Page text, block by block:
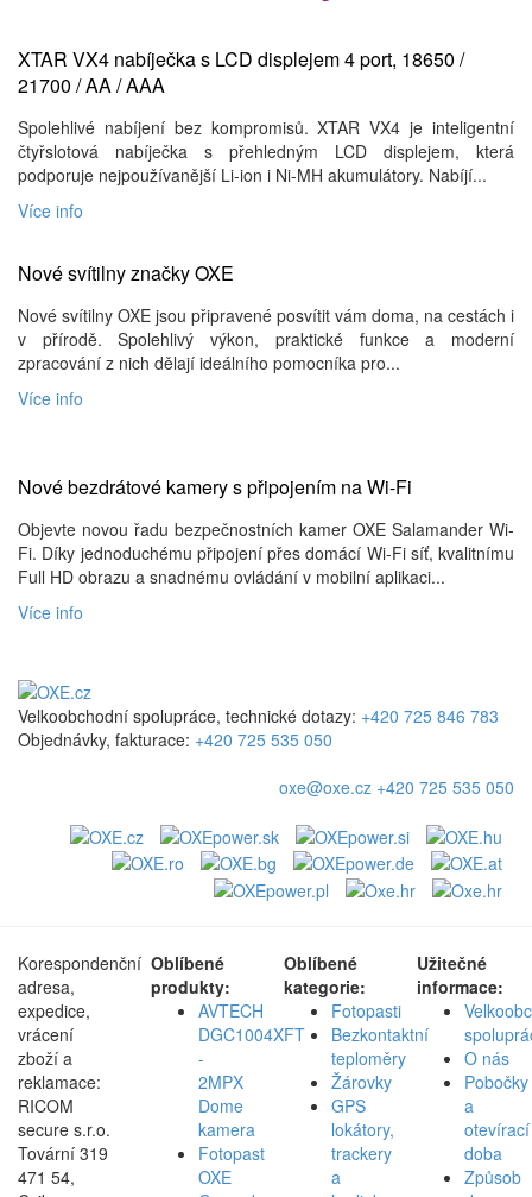
XTAR VX4 nabíječka s LCD displejem 4 port, 18650 /
21700 / AA / AAA
Spolehlivé nabíjení bez kompromisů. XTAR VX4 je inteligentní
čtyřslotová nabíječka s přehledným LCD displejem, která
podporuje nejpoužívanější Li-ion i Ni-MH akumulátory. Nabíjí...
Více info
Nové svítilny značky OXE
Nové svítilny OXE jsou připravené posvítit vám doma, na cestách i
v přírodě. Spolehlivý výkon, praktické funkce a moderní
zpracování z nich dělají ideálního pomocníka pro...
Více info
Nové bezdrátové kamery s připojením na Wi-Fi
Objevte novou řadu bezpečnostních kamer OXE Salamander Wi-
Fi. Díky jednoduchému připojení přes domácí Wi-Fi síť, kvalitnímu
Full HD obrazu a snadnému ovládání v mobilní aplikaci...
Více info
Velkoobchodní spolupráce, technické dotazy: +420 725 846 783
Objednávky, fakturace: +420 725 535 050
oxe@oxe.cz +420 725 535 050
Korespondenční
adresa,
expedice,
vrácení
zboží a
reklamace:
RICOM
secure s.r.o.
Tovární 319
471 54,
Oblíbené
produkty:
AVTECH
DGC1004XFT
-
2MPX
Dome
kamera
Fotopast
OXE
Oblíbené
kategorie:
Fotopasti
Bezkontaktní
teploměry
Žárovky
GPS
lokátory,
trackery
a
Užitečné
informace:
O nás
Pobočky
a
otevírací
doba
Způsob